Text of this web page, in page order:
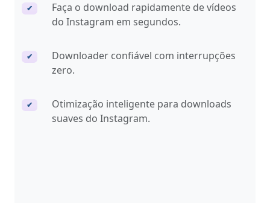
✔
Faça o download rapidamente de vídeos
do Instagram em segundos.
✔
Downloader confiável com interrupções
zero.
✔
Otimização inteligente para downloads
suaves do Instagram.